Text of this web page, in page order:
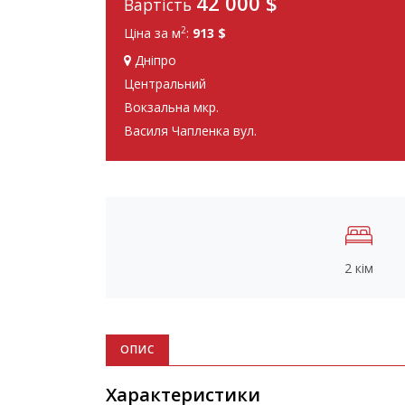
Вартість
Ціна за м2: 913 $
Дніпро
Центральний
Вокзальна мкр.
Василя Чапленка вул.
2 кім
ОПИС
Характеристики